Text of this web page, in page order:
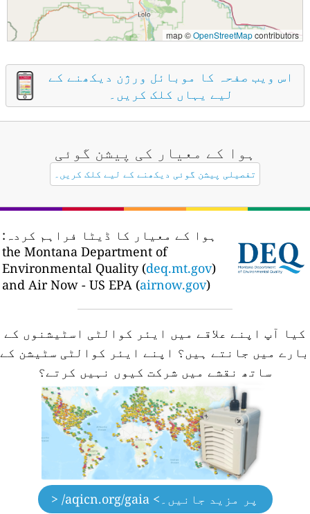
map ©OpenStreetMapcontributors
اس ویب صفحہ کا موبائل ورژن دیکھنے کے
لیے یہاں کلک کریں۔
ہوا کے معیار کی پیشن گوئی
تفصیلی پیشن گوئی دیکھنے کے لیے کلک کریں۔
ہوا کے معیار کا ڈیٹا فراہم کردہ:
the Montana Department of
Environmental Quality (deq.mt.gov)
and Air Now - US EPA (airnow.gov)
کیا آپ اپنے علاقے میں ایئر کوالٹی اسٹیشنوں کے
میں جانتے ہیں؟
اپنے ایئر کوالٹی سٹیشن کے
ساتھ نقشے میں شرکت کیوں نہیں کرتے؟
پر مزید جانیں۔> aqicn.org/gaia/ <